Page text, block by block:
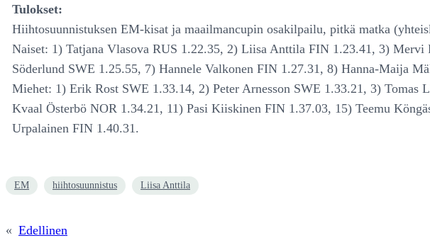
Tulokset:
Hiihtosuunnistuksen EM-kisat ja maailmancupin osakilpailu, pitkä matka
Naiset: 1) Tatjana Vlasova RUS 1.22.35, 2) Liisa Anttila FIN 1.23.41, 3)
Söderlund SWE 1.25.55, 7) Hannele Valkonen FIN 1.27.31, 8) Hanna-Maija
Miehet: 1) Erik Rost SWE 1.33.14, 2) Peter Arnesson SWE 1.33.21, 3)
Kvaal Österbö NOR 1.34.21, 11) Pasi Kiiskinen FIN 1.37.03, 15) Teemu
Urpalainen FIN 1.40.31.
EM hiihtosuunnistus Liisa Anttila
« Edellinen